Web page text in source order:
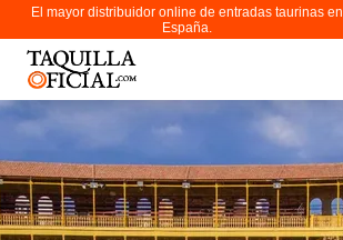
El mayor distribuidor online de entradas taurinas en
España.